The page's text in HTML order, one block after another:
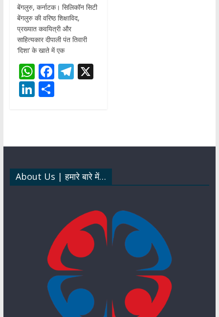
बेंगलुरु, कर्नाटक। सिलिकॉन सिटी
बेंगलुरु की वरिष्ठ शिक्षाविद,
प्रख्यात कवयित्री और
साहित्यकार दीपाली पंत तिवारी
‘दिशा’ के खाते में एक
W
h
at
p
p
F
ac
e
o
k
T
m
X
Li
dI
n
S
About Us | हमारे बारे में…